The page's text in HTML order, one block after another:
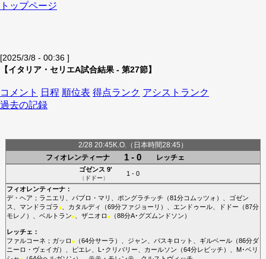
トップページ
[2025/3/8 - 00:36 ]
【イタリア・セリエA試合結果 - 第27節】
コメント 日程 順位表 得点ランク アシストランク
過去の記録
2/28 20:45K.O.（日本時間28:45）
フィオレンティーナ
1 - 0 レッチェ
ゴゼンス 9'
（ ドドー）
1 - 0
フィオレンティーナ：
デ・ヘア ； ラニエリ パブロ・マリ ポングラチッチ （81分コムッツォ ）、 ゴゼン
ス
マンドラゴラ ■、 カタルディ （69分ファジョーリ ）、 エンドゥール、 ドドー （87分
モレノ ）、 ベルトラン■、 ザニオロ ■（88分A･グズムンドソン ）
レッチェ ：
ファルコーネ ； ガッロ ■（64分サーラ ）、 ジャン バスキロット ギルベール（86分ダ
ニーロ・ヴェイガ）、 ピエレ L･クリバリー カールソン （64分レビッチ ）、 M･ベリ